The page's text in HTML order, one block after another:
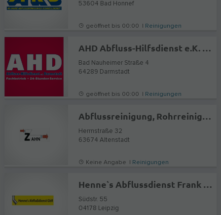
53604 Bad Honnef
geöffnet bis 00:00 | Reinigungen
AHD Abfluss-Hilfsdienst e.K. Darmstadt | Rohr-, Kanal-, Abflussreinigung
Bad Nauheimer Straße 4
64289 Darmstadt
geöffnet bis 00:00 | Reinigungen
Abflussreinigung, Rohrreinigung Zahn GmbH
Herrnstraße 32
63674 Altenstadt
Keine Angabe | Reinigungen
Henne`s Abflussdienst Frank Henschke & Udo Strube GbR
Südstr. 55
04178 Leipzig